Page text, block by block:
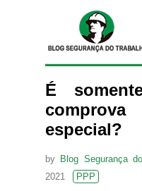
É
especial?
by Blog Segurança
2021
PPP